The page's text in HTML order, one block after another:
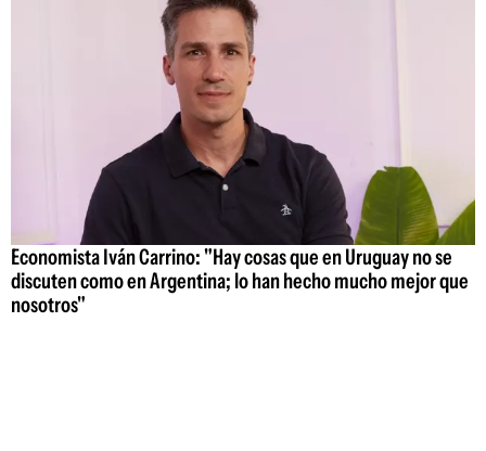
Economista Iván Carrino: "Hay cosas que en Uruguay no se
discuten como en Argentina; lo han hecho mucho mejor que
nosotros"